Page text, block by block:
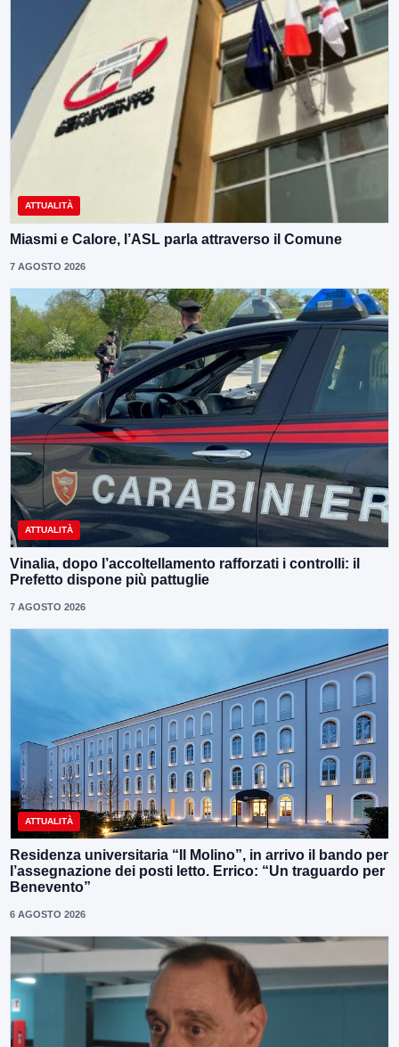
ATTUALITÀ
Miasmi e Calore, l’ASL parla attraverso il Comune
7 AGOSTO 2026
ATTUALITÀ
Vinalia, dopo l’accoltellamento rafforzati i controlli: il
Prefetto dispone più pattuglie
7 AGOSTO 2026
ATTUALITÀ
Residenza universitaria “Il Molino”, in arrivo il bando per
l’assegnazione dei posti letto. Errico: “Un traguardo per
Benevento”
6 AGOSTO 2026